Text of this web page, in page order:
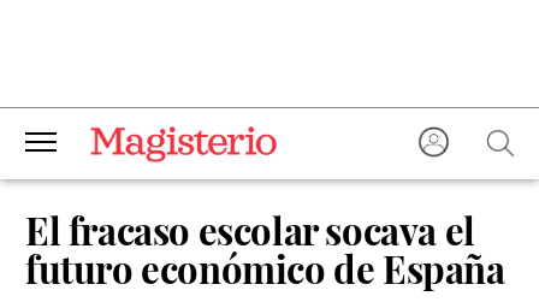
El fracaso escolar socava el
futuro económico de España